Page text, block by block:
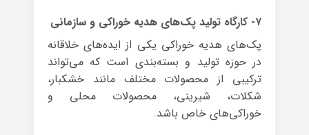
۷- کارگاه تولید پک‌های هدیه خوراکی و سازمانی
پک‌های هدیه خوراکی یکی از ایده‌های خلاقانه
در حوزه تولید و بسته‌بندی است که می‌تواند
ترکیبی از محصولات مختلف مانند خشکبار،
شکلات، شیرینی، محصولات محلی و
خوراکی‌های خاص باشد.